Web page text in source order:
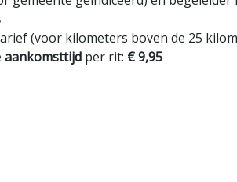
(voor kilometers boven de 25
aankomsttijd per rit: € 9,95